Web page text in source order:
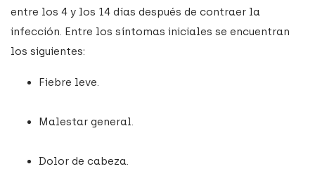
entre los 4 y los 14 días después de contraer la
infección. Entre los síntomas iniciales se encuentran
los siguientes:
Fiebre leve.
Malestar general.
Dolor de cabeza.